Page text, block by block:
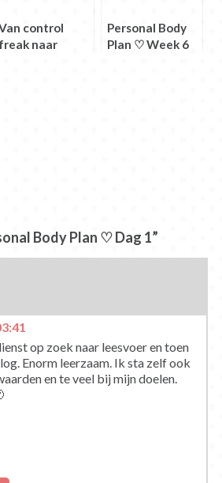
control
freak naar
Personal Body
Plan ♡ Week 6
Body Plan ♡ Dag 1”
op zoek naar leesvoer en toen
Enorm leerzaam. Ik sta zelf ook
en te veel bij mijn doelen.